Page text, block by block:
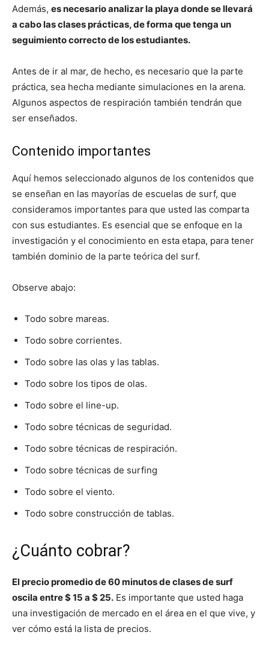
Además, es necesario analizar la playa donde se llevará
a cabo las clases prácticas, de forma que tenga un
seguimiento correcto de los estudiantes.
Antes de ir al mar, de hecho, es necesario que la parte
práctica, sea hecha mediante simulaciones en la arena.
Algunos aspectos de respiración también tendrán que
ser enseñados.
Contenido importantes
Aquí hemos seleccionado algunos de los contenidos que
se enseñan en las mayorías de escuelas de surf, que
consideramos importantes para que usted las comparta
con sus estudiantes. Es esencial que se enfoque en la
investigación y el conocimiento en esta etapa, para tener
también dominio de la parte teórica del surf.
Observe abajo:
Todo sobre mareas.
Todo sobre corrientes.
Todo sobre las olas y las tablas.
Todo sobre los tipos de olas.
Todo sobre el line-up.
Todo sobre técnicas de seguridad.
Todo sobre técnicas de respiración.
Todo sobre técnicas de surfing
Todo sobre el viento.
Todo sobre construcción de tablas.
¿Cuánto cobrar?
El precio promedio de 60 minutos de clases de surf
oscila entre $ 15 a $ 25. Es importante que usted haga
una investigación de mercado en el área en el que vive, y
ver cómo está la lista de precios.